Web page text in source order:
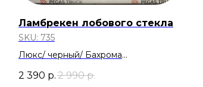
Ламбрекен лобового стекла
SKU: 735
Люкс/ черный/ Бахрома
Скидка 600р
2 390 р. 2 990 р.